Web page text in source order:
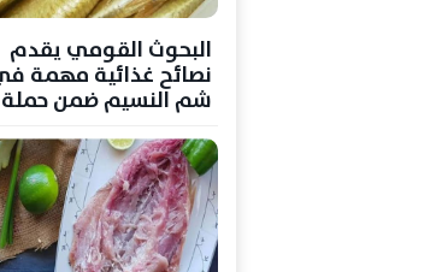
البحوث القومي يقدم
نصائح غذائية مهمة
شم النسيم ضمن حملة